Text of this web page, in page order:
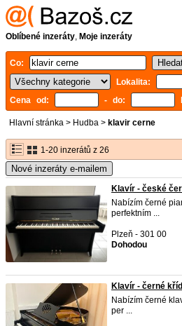
Oblíbené inzeráty, Moje inzeráty
Co:
Lokalita:
Cena od:
- do:
Hlavní stránka > Hudba > klavir cerne
1-20 inzerátů z 26
Nové inzeráty e-mailem
Klavír - české
Nabízím černé
perfektním ...
Plzeň - 301 00
Dohodou
Klavír - černé
Nabízím černé
per ...